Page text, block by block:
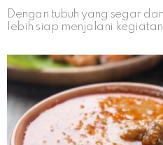
Dengan tubuh yang segar
lebih siap menjalani